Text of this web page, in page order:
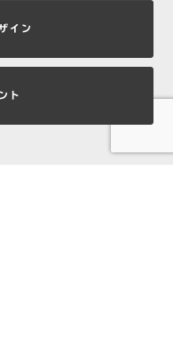
イン
ト